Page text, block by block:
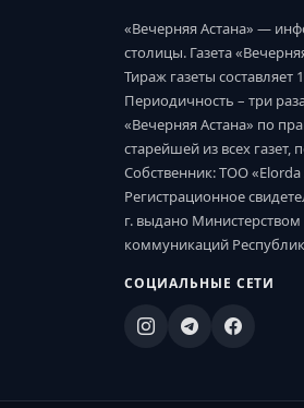
«Вечерняя Астана» —
столицы. Газета
Тираж газеты составляет
Периодичность – три
«Вечерняя Астана» по
старейшей из всех
Собственник: ТОО
Регистрационное
г. выдано
коммуникаций
СОЦИАЛЬНЫЕ СЕТИ